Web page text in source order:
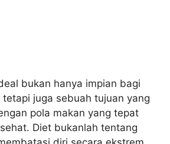
bukan hanya impian bagi
juga sebuah tujuan yang
pola makan yang tepat
Diet bukanlah tentang